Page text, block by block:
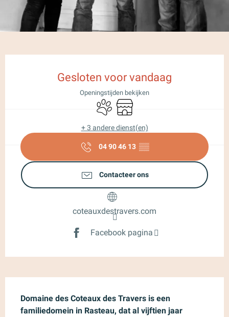
Gesloten voor vandaag
Openingstijden bekijken
Dieren toegelaten
Winkel op
+ 3 andere dienst(en)
04 90 46 13 ▒▒
Contacteer ons
coteauxdestravers.com
Facebook pagina
Domaine des Coteaux des Travers is een
familiedomein in Rasteau, dat al vijftien jaar